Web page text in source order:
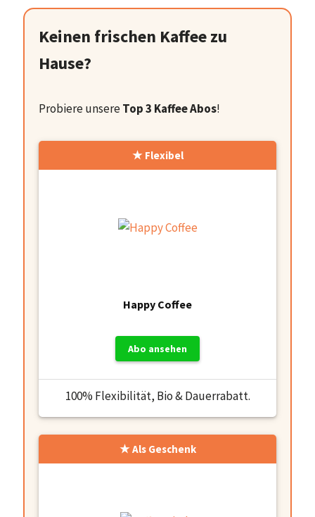
Keinen frischen Kaffee zu
Hause?
Probiere unsereTop 3 Kaffee Abos!
Flexibel
Happy Coffee
Abo ansehen
100% Flexibilität, Bio & Dauerrabatt.
Als Geschenk